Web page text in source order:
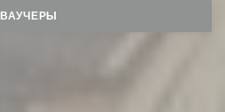
ВАУЧЕРЫ